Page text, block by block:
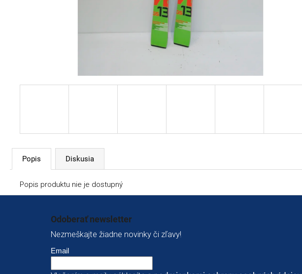
Popis Diskusia
Popis produktu nie je dostupný
Odoberať newsletter
Nezmeškajte žiadne novinky či zľavy!
Email